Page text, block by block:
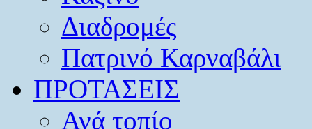
Διαδρομές
Πατρινό Καρναβάλι
ΠΡΟΤΑΣΕΙΣ
Ανά τοπίο